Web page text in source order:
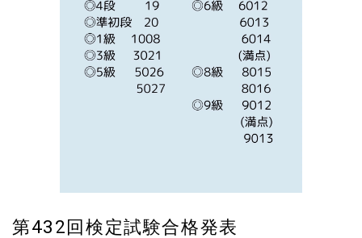
第432回検定試験合格発表